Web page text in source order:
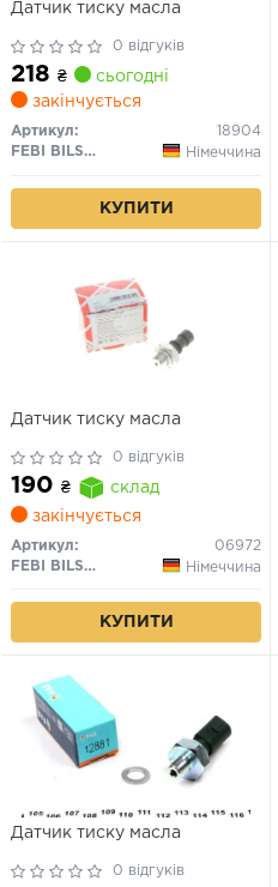
Датчик тиску масла
0 відгуків
218 ₴
сьогодні
закінчується
Артикул:
18904
FEBI BILSTEIN
Німеччина
КУПИТИ
Датчик тиску масла
0 відгуків
190 ₴
склад
закінчується
Артикул:
06972
FEBI BILSTEIN
Німеччина
КУПИТИ
Датчик тиску масла
0 відгуків